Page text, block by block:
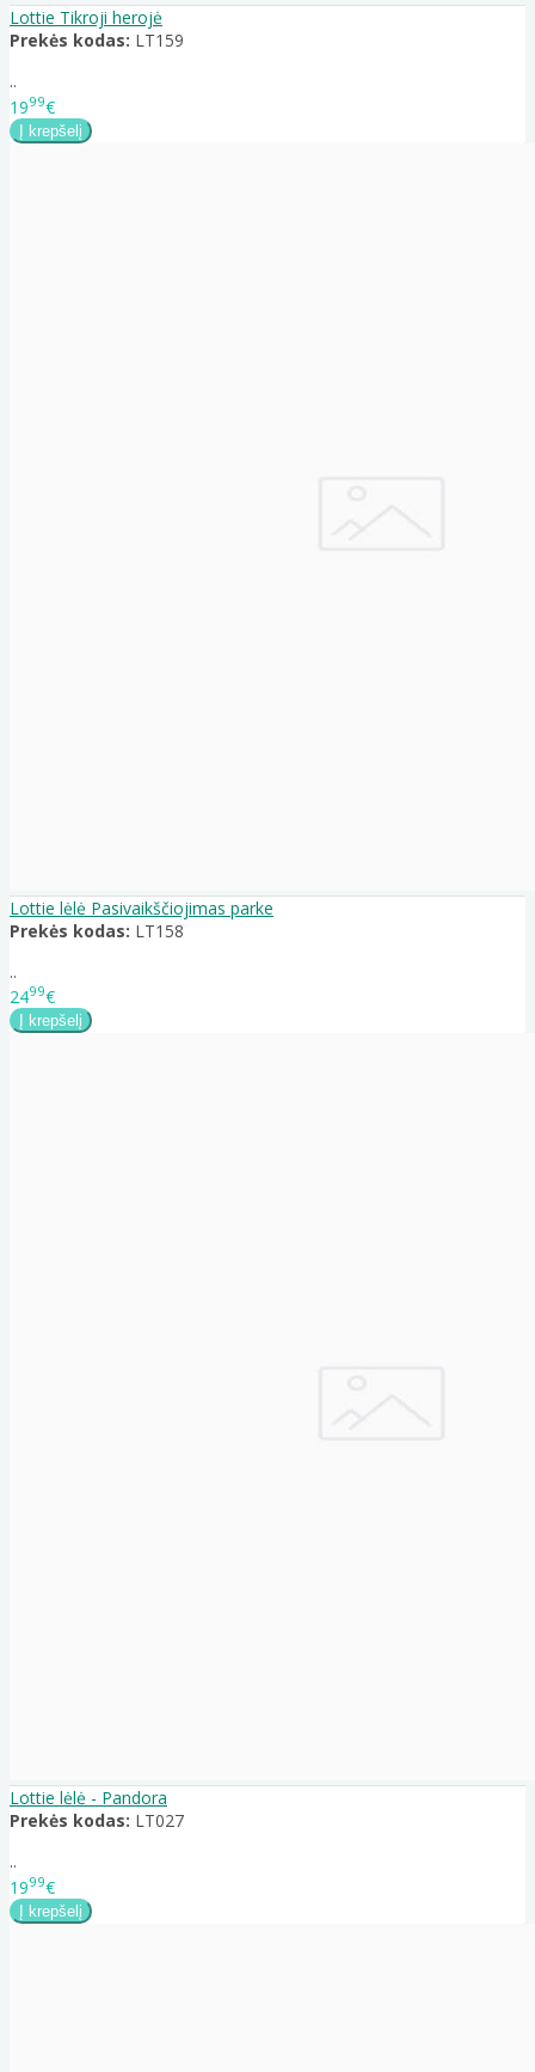
Lottie Tikroji herojė
Prekės kodas: LT159
..
1999€
Lottie lėlė Pasivaikščiojimas parke
Prekės kodas: LT158
..
2499€
Lottie lėlė - Pandora
Prekės kodas: LT027
..
1999€